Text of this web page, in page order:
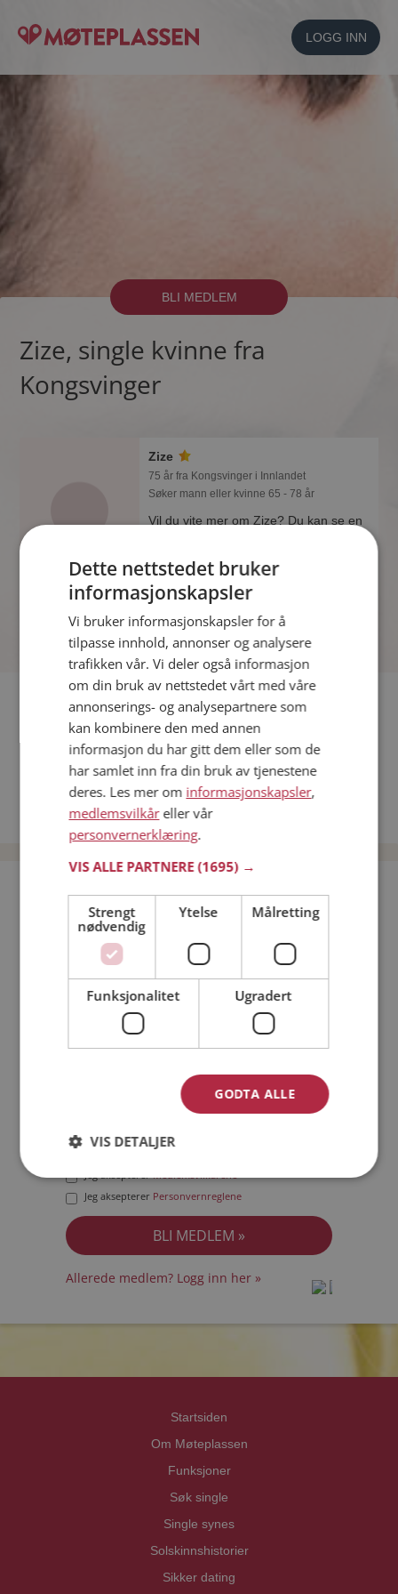
LOGG INN
BLI MEDLEM
Zize, single kvinne fra
Kongsvinger
Zize
75 år fra Kongsvinger i Innlandet
Søker mann eller kvinne 65 - 78 år
Vil du vite mer om Zize? Du kan se en
Møteplassen.
Fler single
Flere singlekvinner fra Kongsvinger:Anne, Torild ,Inger R
Menn fra Kongsvinger
Date kvinner i Norge
Date menn i Norge
Bli medlem gratis!
Jeg er en: Mann Kvinne
Min alder:
Jeg akseptererMedlemsvilkårene
Jeg aksepterer Personvernreglene
Allerede medlem? Logg inn her »
Startsiden
Om Møteplassen
Funksjoner
Søk single
Single synes
Solskinnshistorier
Sikker dating
Dette nettstedet bruker
informasjonskapsler
Vi bruker informasjonskapsler for å
tilpasse innhold, annonser og analysere
trafikken vår. Vi deler også informasjon
om din bruk av nettstedet vårt med våre
annonserings- og analysepartnere som
kan kombinere den med annen
informasjon du har gitt dem eller som de
har samlet inn fra din bruk av tjenestene
deres. Les mer om informasjonskapsler,
medlemsvilkåreller vår
personvernerklæring.
VIS ALLE PARTNERE(1695) →
Strengt
nødvendig
Ytelse Målretting
Funksjonalitet Ugradert
GODTA ALLE
VIS DETALJER